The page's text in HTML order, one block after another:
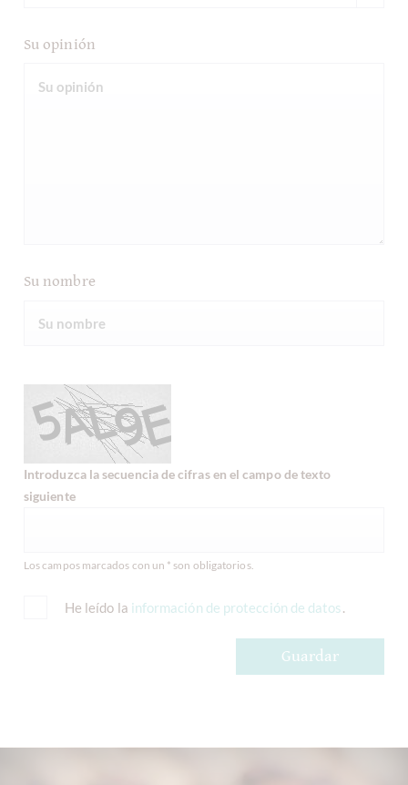
Su opinión
Su nombre
Introduzca la secuencia de cifras en el campo de texto
siguiente
Los campos marcados con un * son obligatorios.
He leído la información de protección de datos.
Guardar